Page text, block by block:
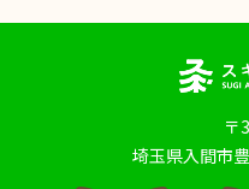
〒
埼玉県入間市